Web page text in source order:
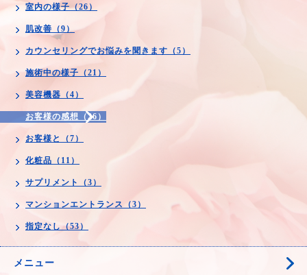
室内の様子（26）
肌改善（9）
カウンセリングでお悩みを聞きます（5）
施術中の様子（21）
美容機器（4）
お客様の感想（26）
お客様と（7）
化粧品（11）
サプリメント（3）
マンションエントランス（3）
指定なし（53）
メニュー